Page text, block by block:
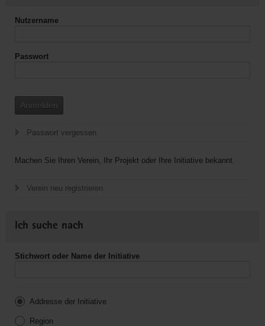
Nutzername
Passwort
Anmelden
Passwort vergessen
Machen Sie Ihren Verein, Ihr Projekt oder Ihre Initiative bekannt.
Verein neu registrieren
Ich suche nach
Stichwort oder Name der Initiative
Addresse der Initiative
Region